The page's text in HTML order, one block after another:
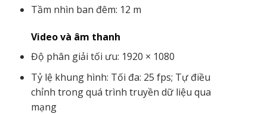
Tầm nhìn ban đêm: 12 m
Video và âm thanh
Độ phân giải tối ưu: 1920 × 1080
Tỷ lệ khung hình: Tối đa: 25 fps; Tự điều
chỉnh trong quá trình truyền dữ liệu qua
mạng